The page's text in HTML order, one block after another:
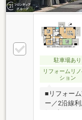
駐車場あり
リフォームリ
ション
■リフォー
ー／2沿線
好■当日の